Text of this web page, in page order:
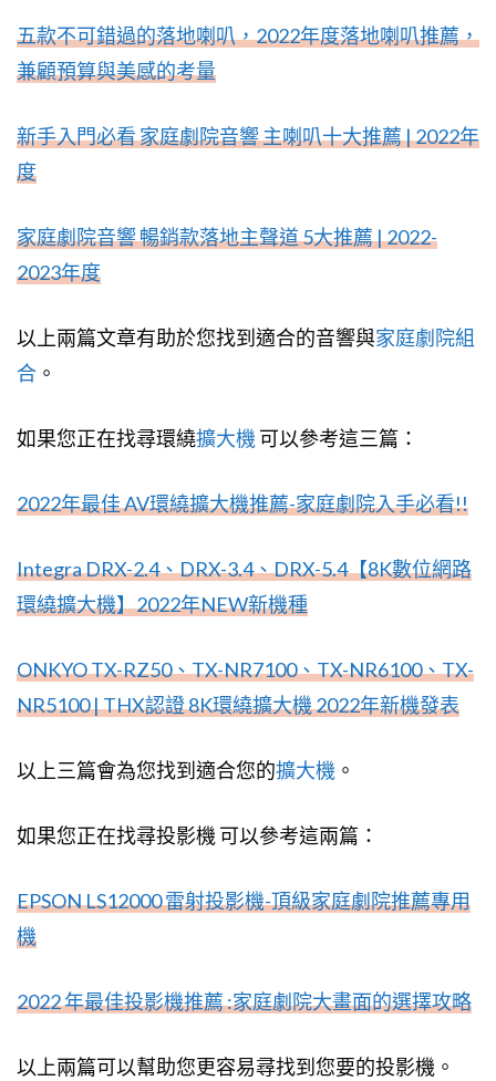
五款不可錯過的落地喇叭，2022年度落地喇叭推薦，
兼顧預算與美感的考量
新手入門必看 家庭劇院音響 主喇叭十大推薦 | 2022年
度
家庭劇院音響 暢銷款落地主聲道 5大推薦 | 2022-
2023年度
以上兩篇文章有助於您找到適合的音響與家庭劇院組
合 。
如果您正在找尋環繞擴大機 可以參考這三篇：
2022年最佳 AV環繞擴大機推薦-家庭劇院入手必看!!
Integra DRX-2.4、DRX-3.4、DRX-5.4【8K數位網路
環繞擴大機】2022年NEW新機種
ONKYO TX-RZ50、TX-NR7100、TX-NR6100、TX-
NR5100 | THX認證 8K環繞擴大機 2022年新機發表
以上三篇會為您找到適合您的擴大機 。
如果您正在找尋投影機 可以參考這兩篇：
EPSON LS12000 雷射投影機-頂級家庭劇院推薦專用
機
2022 年最佳投影機推薦 :家庭劇院大畫面的選擇攻略
以上兩篇可以幫助您更容易尋找到您要的投影機。